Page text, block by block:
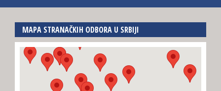
MAPA STRANAČKIH ODBORA U SRBIJI